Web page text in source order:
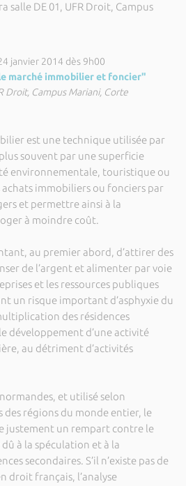
salle DE 01, UFR Droit, Campus
janvier 2014 dès 9h00
marché immobilier et foncier"
Droit, Campus Mariani, Corte
est une technique utilisée par
souvent par une superficie
environnementale, touristique ou
immobiliers ou fonciers par
et permettre ainsi à la
à moindre coût.
au premier abord, d’attirer des
de l’argent et alimenter par voie
et les ressources publiques
un risque important d’asphyxie du
des résidences
développement d’une activité
au détriment d’activités
et utilisé selon
régions du monde entier, le
justement un rempart contre le
à la spéculation et à la
secondaires. S’il n’existe pas de
droit français, l’analyse